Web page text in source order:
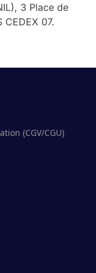
3 Place de
CEDEX 07.
(CGV/CGU)